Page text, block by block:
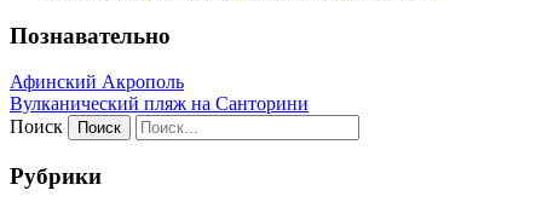
Познавательно
Афинский Акрополь
Вулканический пляж на Санторини
Поиск
Рубрики